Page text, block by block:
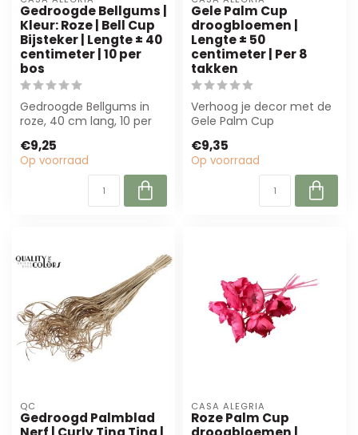
Gedroogde Bellgums |
Kleur: Roze | Bell Cup
Bijsteker | Lengte ± 40
centimeter | 10 per
bos
Gedroogde Bellgums in
roze, 40 cm lang, 10 per
bloemisten en i...
€9,25
Op voorraad
Gele Palm Cup
droogbloemen |
Lengte ± 50
centimeter | Per 8
takken
Verhoog je decor met de
Gele Palm Cup
Alegria. Deze 50 cm ...
€9,35
Op voorraad
QC
Gedroogd Palmblad
CASA ALEGRIA
Roze Palm Cup